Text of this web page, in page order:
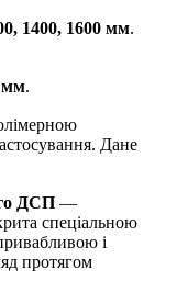
1400, 1600 мм.
мм.
Дане
ДСП —
спеціальною
і
протягом